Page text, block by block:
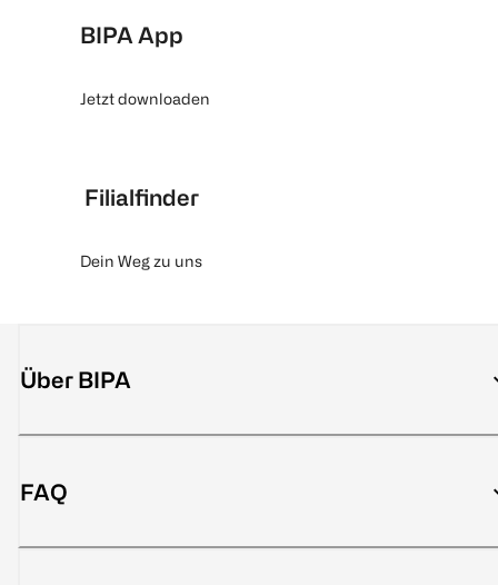
BIPA App
Jetzt downloaden
Filialfinder
Dein Weg zu uns
Über BIPA
FAQ